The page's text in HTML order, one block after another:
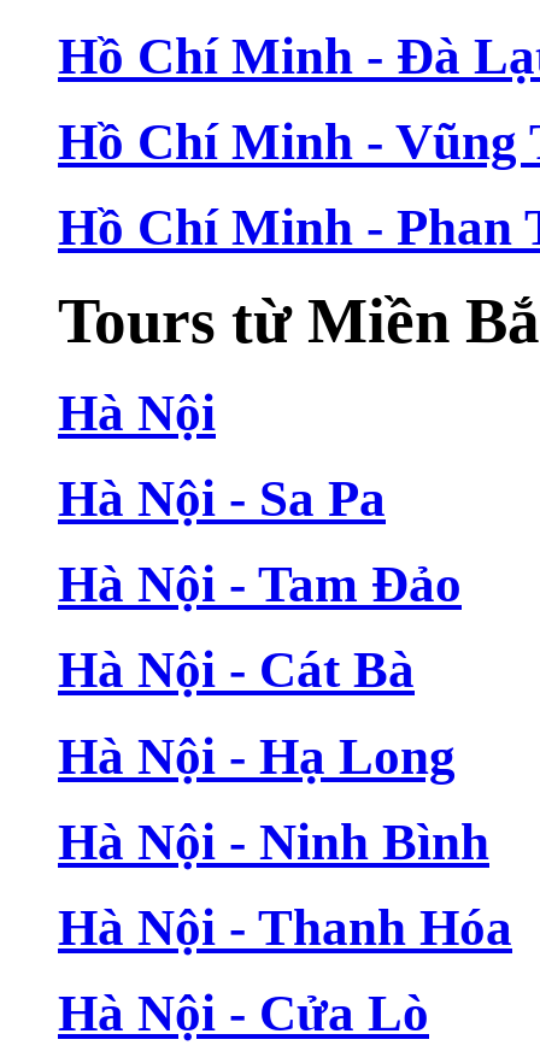
Hồ Chí Minh - Đà
Hồ Chí Minh - Vũng
Hồ Chí Minh - Phan
Tours từ Miền
Hà Nội
Hà Nội - Sa Pa
Hà Nội - Tam Đảo
Hà Nội - Cát Bà
Hà Nội - Hạ Long
Hà Nội - Ninh Bình
Hà Nội - Thanh Hóa
Hà Nội - Cửa Lò